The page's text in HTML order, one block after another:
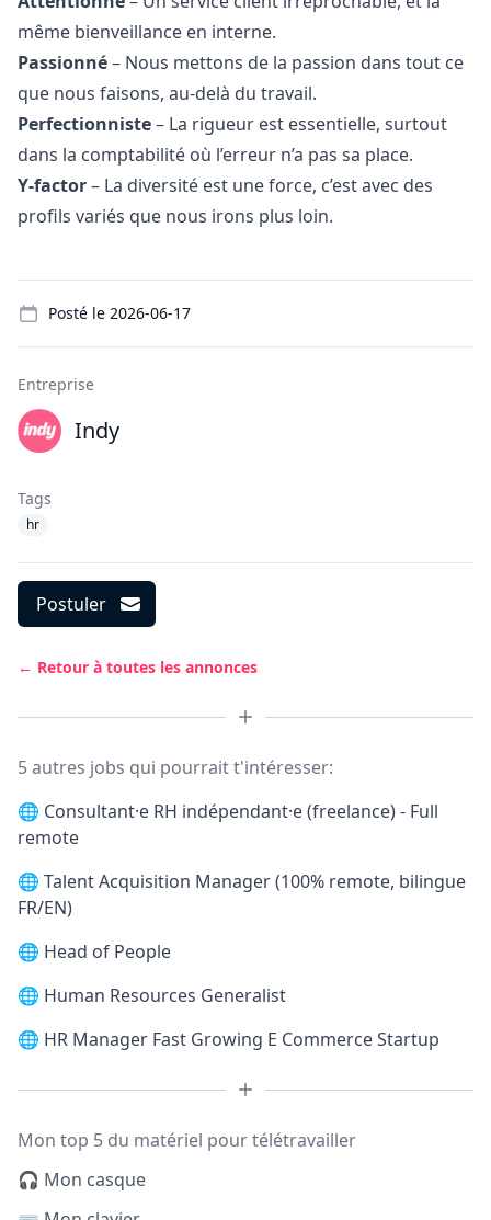
même bienveillance en interne.
Passionné– Nous mettons de la passion dans tout ce
que nous faisons, au-delà du travail.
Perfectionniste– La rigueur est essentielle, surtout
dans la comptabilité où l’erreur n’a pas sa place.
Y-factor– La diversité est une force, c’est avec des
profils variés que nous irons plus loin.
Posté le 2026-06-17
Entreprise
Indy
Tags
hr
Postuler
← Retour à toutes les annonces
5 autres jobs qui pourrait t'intéresser:
🌐 Consultant·e RH indépendant·e (freelance) - Full
remote
🌐 Talent Acquisition Manager (100% remote, bilingue
FR/EN)
🌐 Head of People
🌐 Human Resources Generalist
🌐 HR Manager Fast Growing E Commerce Startup
Mon top 5 du matériel pour télétravailler
🎧 Mon casque